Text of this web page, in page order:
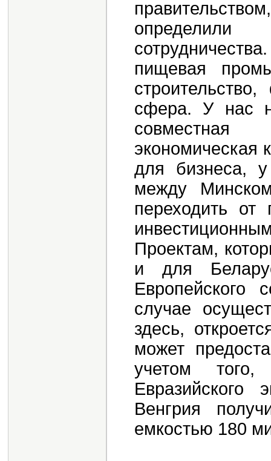
пищевая
сфера. У нас
экономическая
для бизнеса,
между
переходить от
Проектам,
и для
случае
здесь,
может
учетом
Евразийского
Венгрия
емкостью 180